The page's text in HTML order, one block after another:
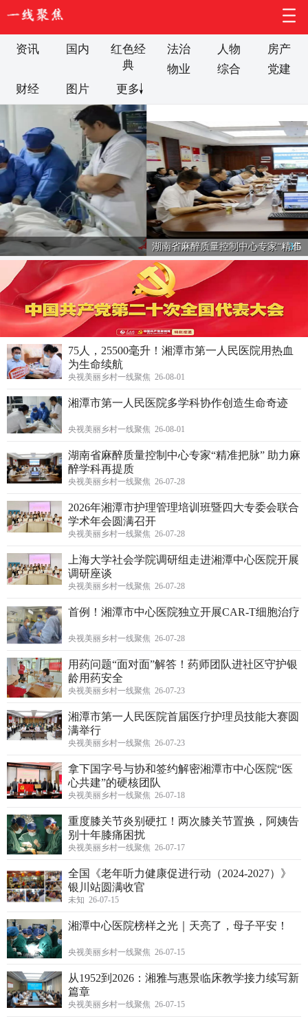
资讯 国内
红色经
典
法治 人物
房产
物业
综合
党建
财经
图片 更多
湖南省麻醉质量控制中心专家“精准 3/5
75人，25500毫升！湘潭市第一人民医院用热血
为生命续航
央视美丽乡村一线聚焦 26-08-01
湘潭市第一人民医院多学科协作创造生命奇迹
央视美丽乡村一线聚焦 26-08-01
湖南省麻醉质量控制中心专家“精准把脉” 助力麻
醉学科再提质
央视美丽乡村一线聚焦 26-07-28
2026年湘潭市护理管理培训班暨四大专委会联合
学术年会圆满召开
央视美丽乡村一线聚焦 26-07-28
上海大学社会学院调研组走进湘潭中心医院开展
调研座谈
央视美丽乡村一线聚焦 26-07-28
首例！湘潭市中心医院独立开展CAR-T细胞治疗
央视美丽乡村一线聚焦 26-07-28
用药问题“面对面”解答！药师团队进社区守护银
龄用药安全
央视美丽乡村一线聚焦 26-07-23
湘潭市第一人民医院首届医疗护理员技能大赛圆
满举行
央视美丽乡村一线聚焦 26-07-23
拿下国字号与协和签约解密湘潭市中心医院“医
心共建”的硬核团队
央视美丽乡村一线聚焦 26-07-18
重度膝关节炎别硬扛！两次膝关节置换，阿姨告
别十年膝痛困扰
央视美丽乡村一线聚焦 26-07-17
全国《老年听力健康促进行动（2024-2027）》
银川站圆满收官
未知 26-07-15
湘潭中心医院榜样之光｜天亮了，母子平安！
央视美丽乡村一线聚焦 26-07-15
从1952到2026：湘雅与惠景临床教学接力续写新
篇章
央视美丽乡村一线聚焦 26-07-15